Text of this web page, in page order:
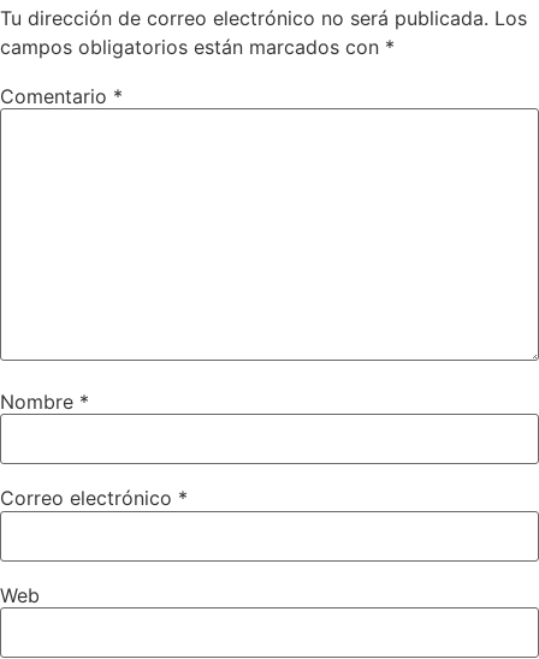
Tu dirección de correo electrónico no será publicada. Los
campos obligatorios están marcados con *
Comentario *
Nombre *
Correo electrónico *
Web